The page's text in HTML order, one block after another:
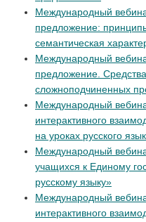
Международный
предложение:
семантическая
Международный
предложение.
сложноподчиненных
Международный
интерактивного
на уроках русского
Международный
учащихся к Единому
русскому языку»
Международный
интерактивного